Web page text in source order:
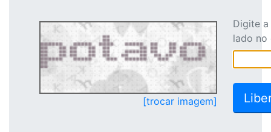
[trocar imagem]
Digite
lado no